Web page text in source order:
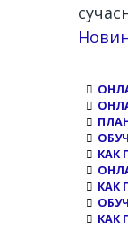
КАК
КАК
КАК